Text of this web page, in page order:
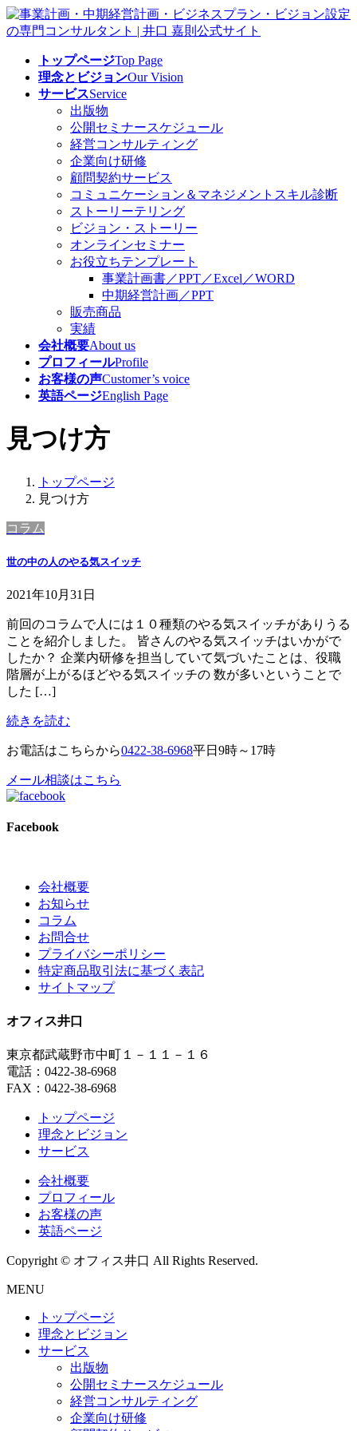
コ
ン
ナ
ビ
トップページTop Page
理念とビジョンOur Vision
サービスService
出版物
公開セミナースケジュール
経営コンサルティング
企業向け研修
顧問契約サービス
コミュニケーション＆マネジメントスキル診断
ストーリーテリング
ビジョン・ストーリー
オンラインセミナー
お役立ちテンプレート
事業計画書／PPT／Excel／WORD
中期経営計画／PPT
販売商品
実績
会社概要About us
プロフィールProfile
お客様の声Customer’s voice
英語ページEnglish Page
見つけ方
トップページ
見つけ方
コラム
世の中の人のやる気スイッチ
2021年10月31日
前回のコラムで人には１０種類のやる気スイッチがありうる
ことを紹介しました。 皆さんのやる気スイッチはいかがで
したか？ 企業内研修を担当していて気づいたことは、役職
階層が上がるほどやる気スイッチの 数が多いということで
した […]
続きを読む
お電話はこちらから0422-38-6968平日9時～17時
メール相談はこちら
Facebook
会社概要
お知らせ
コラム
お問合せ
プライバシーポリシー
特定商品取引法に基づく表記
サイトマップ
オフィス井口
東京都武蔵野市中町１－１１－１６
電話：0422-38-6968
FAX：0422-38-6968
トップページ
理念とビジョン
サービス
会社概要
プロフィール
お客様の声
英語ページ
Copyright © オフィス井口 All Rights Reserved.
MENU
トップページ
理念とビジョン
サービス
出版物
公開セミナースケジュール
経営コンサルティング
企業向け研修